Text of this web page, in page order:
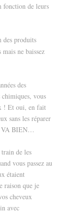
fonction de leurs
des produits
ne baissez
des
vous
! Et oui, en fait
sans les réparer
VA BIEN…
train de les
vous passez au
étaient
raison que je
cheveux
avec